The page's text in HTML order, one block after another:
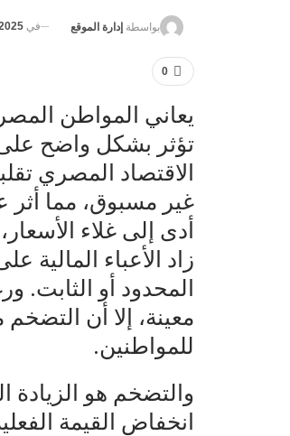
بواسطة إدارة الموقع في
0
يعاني المواطن
تؤثر بشكل واضح
الاقتصاد المصري
غير مسبوق، مما
أدى إلى غلاء
زاد الأعباء
المحدود أو
معينة، إلا أن
للمواطنين.
والتضخم هو
انخفاض القيمة